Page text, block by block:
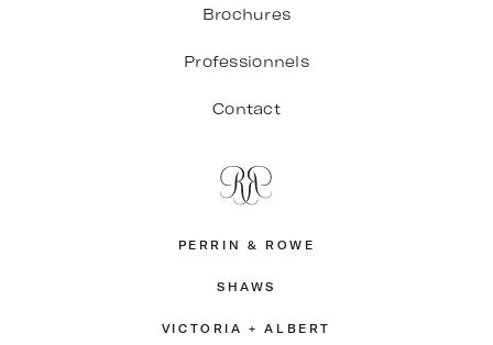
Brochures
Professionnels
Contact
PERRIN & ROWE
SHAWS
VICTORIA + ALBERT